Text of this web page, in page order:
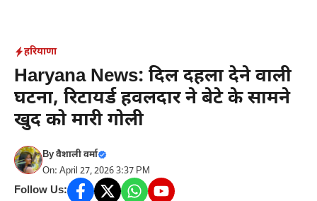
content
हरियाणा
Haryana News: दिल दहला देने वाली
घटना, रिटायर्ड हवलदार ने बेटे के सामने
खुद को मारी गोली
Byवैशाली वर्मा
On: April 27, 2026 3:37 PM
Follow Us: